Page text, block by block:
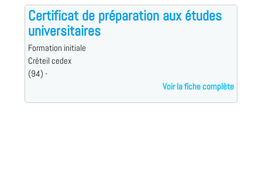
Certificat de préparation aux études
universitaires
Formation initiale
Créteil cedex
(94) -
Voir la fiche complète